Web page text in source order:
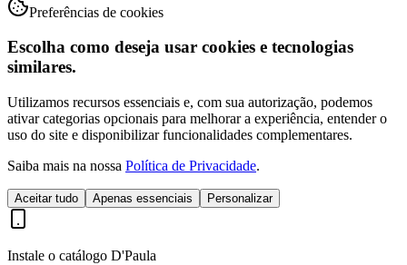
Preferências de cookies
Escolha como deseja usar cookies e tecnologias
similares.
Utilizamos recursos essenciais e, com sua autorização, podemos
ativar categorias opcionais para melhorar a experiência, entender o
uso do site e disponibilizar funcionalidades complementares.
Saiba mais na nossa Política de Privacidade.
Aceitar tudo Apenas essenciais Personalizar
Instale o catálogo D'Paula